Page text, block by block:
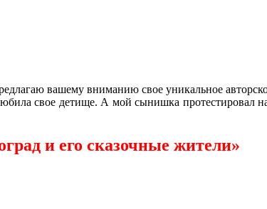
вашему вниманию свое уникальное
свое детище. А мой сынишка протестировал
и его сказочные жители»